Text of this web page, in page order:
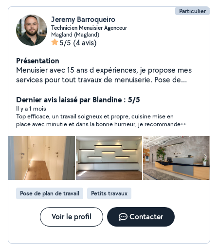
Particulier
Jeremy Barroqueiro
Technicien Menuisier Agenceur
Magland (Magland)
5/5 (4 avis)
Présentation
Menuisier avec 15 ans d expériences, je propose mes
services pour tout travaux de menuiserie. Pose de
ainsi que de nombreuses autres possibilités. Possédant
une expérience d'architecte intérieur je pourrai vous
guidé sur vos envie.
Dernier avis laissé par Blandine : 5/5
Il y a 1 mois
Top efficace, un travail soigneux et propre, cuisine mise en
place avec minutie et dans la bonne humeur, je recommande++
Pose de plan de travail Petits travaux
Voir le profil Contacter